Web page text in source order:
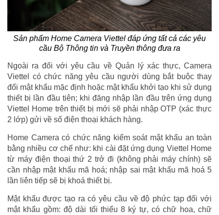
Sản phẩm Home Camera Viettel đáp ứng tất cả các yêu
cầu Bộ Thông tin và Truyền thông đưa ra
Ngoài ra đối với yêu cầu về Quản lý xác thực, Camera
Viettel có chức năng yêu cầu người dùng bắt buộc thay
đổi mật khẩu mặc định hoặc mật khẩu khởi tạo khi sử dụng
thiết bị lần đầu tiên; khi đăng nhập lần đầu trên ứng dụng
Viettel Home trên thiết bị mới sẽ phải nhập OTP (xác thực
2 lớp) gửi về số điện thoại khách hàng.
Home Camera có chức năng kiểm soát mật khẩu an toàn
bằng nhiều cơ chế như: khi cài đặt ứng dụng Viettel Home
từ máy điện thoại thứ 2 trở đi (không phải máy chính) sẽ
cần nhập mật khẩu mã hoá; nhập sai mật khẩu mã hoá 5
lần liên tiếp sẽ bị khoá thiết bị.
Mật khẩu được tạo ra có yêu cầu về độ phức tạp đối với
mật khẩu gồm: độ dài tối thiểu 8 ký tự, có chữ hoa, chữ